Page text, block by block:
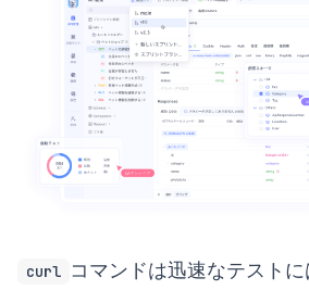
curl コマンドは迅速なテスト